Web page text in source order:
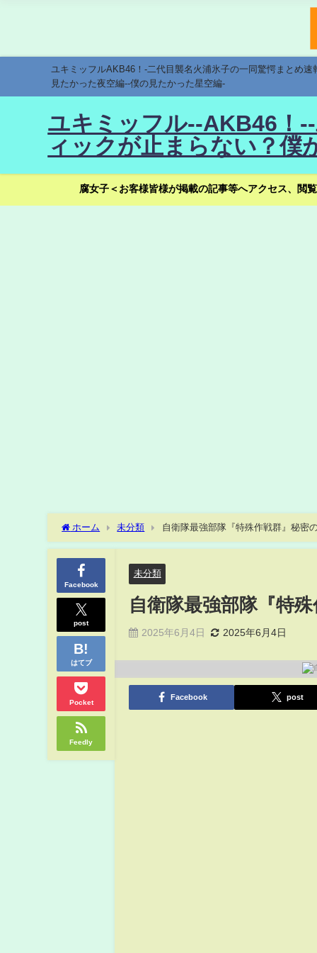
ユキミッフルAKB46！-二代目襲名火浦氷子の一同驚愕まとめ
見たかった夜空編--僕の見たかった星空編-
ユキミッフル--AKB46！
ィックが止まらない？僕
腐女子＜お客様皆様が掲載の記事等へアクセス、閲
ホーム 未分類 自衛隊最強部隊『特殊作戦群』秘密
Facebook
post
はてブ
Pocket
Feedly
未分類
自衛隊最強部隊『特
2025年6月4日 2025年6月4日
Facebook post